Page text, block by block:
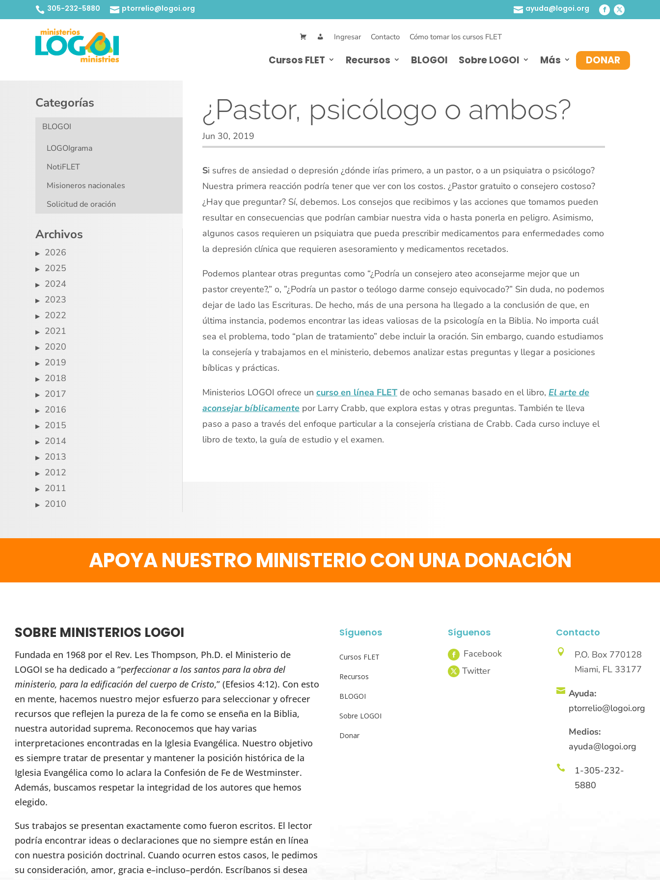
 305-232-5880  ptorrelio@logoi.org  ayuda@logoi.org
Ingresar Contacto Cómo tomar los cursos FLET
Cursos FLET Recursos BLOGOI Sobre LOGOI Más DONAR
Categorías
BLOGOI
LOGOIgrama
NotiFLET
Misioneros nacionales
Solicitud de oración
Archivos
2026
2025
2024
2023
2022
2021
2020
2019
2018
2017
2016
2015
2014
2013
2012
2011
2010
¿Pastor, psicólogo o ambos?
Jun 30, 2019
Si sufres de ansiedad o depresión ¿dónde irías primero, a un pastor, o a un psiquiatra o psicólogo?
Nuestra primera reacción podría tener que ver con los costos. ¿Pastor gratuito o consejero costoso?
¿Hay que preguntar? Sí, debemos. Los consejos que recibimos y las acciones que tomamos pueden
resultar en consecuencias que podrían cambiar nuestra vida o hasta ponerla en peligro. Asimismo,
algunos casos requieren un psiquiatra que pueda prescribir medicamentos para enfermedades como
la depresión clínica que requieren asesoramiento y medicamentos recetados.
Podemos plantear otras preguntas como “¿Podría un consejero ateo aconsejarme mejor que un
pastor creyente?,” o, ”¿Podría un pastor o teólogo darme consejo equivocado?” Sin duda, no podemos
dejar de lado las Escrituras. De hecho, más de una persona ha llegado a la conclusión de que, en
última instancia, podemos encontrar las ideas valiosas de la psicología en la Biblia. No importa cuál
sea el problema, todo “plan de tratamiento” debe incluir la oración. Sin embargo, cuando estudiamos
la consejería y trabajamos en el ministerio, debemos analizar estas preguntas y llegar a posiciones
bíblicas y prácticas.
Ministerios LOGOI ofrece un curso en línea FLET de ocho semanas basado en el libro, El arte de
aconsejar bíblicamente por Larry Crabb, que explora estas y otras preguntas. También te lleva
paso a paso a través del enfoque particular a la consejería cristiana de Crabb. Cada curso incluye el
libro de texto, la guía de estudio y el examen.
APOYA NUESTRO MINISTERIO CON UNA DONACIÓN
SOBRE MINISTERIOS LOGOI
Fundada en 1968 por el Rev. Les Thompson, Ph.D. el Ministerio de
LOGOI se ha dedicado a “perfeccionar a los santos para la obra del
ministerio, para la edificación del cuerpo de Cristo,” (Efesios 4:12). Con esto
en mente, hacemos nuestro mejor esfuerzo para seleccionar y ofrecer
recursos que reflejen la pureza de la fe como se enseña en la Biblia,
nuestra autoridad suprema. Reconocemos que hay varias
interpretaciones encontradas en la Iglesia Evangélica. Nuestro objetivo
es siempre tratar de presentar y mantener la posición histórica de la
Iglesia Evangélica como lo aclara la Confesión de Fe de Westminster.
Además, buscamos respetar la integridad de los autores que hemos
elegido.
Sus trabajos se presentan exactamente como fueron escritos. El lector
podría encontrar ideas o declaraciones que no siempre están en línea
con nuestra posición doctrinal. Cuando ocurren estos casos, le pedimos
su consideración, amor, gracia e–incluso–perdón. Escríbanos si desea
Síguenos
Cursos FLET
Recursos
BLOGOI
Sobre LOGOI
Donar
Síguenos Contacto

P.O. Box 770128
Miami, FL 33177
 Ayuda:
ptorrelio@logoi.org
Medios:
ayuda@logoi.org

1-305-232-
5880